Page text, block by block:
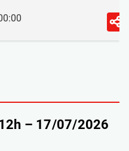
– 17/07/2026